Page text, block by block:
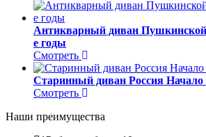
Антикварный диван Пушкинской
е годы
Смотреть
Старинный диван Россия Начало
Смотреть
Наши преимущества